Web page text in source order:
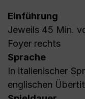
Einführung
Jeweils 45 Min.
Foyer rechts
Sprache
In italienischer
englischen